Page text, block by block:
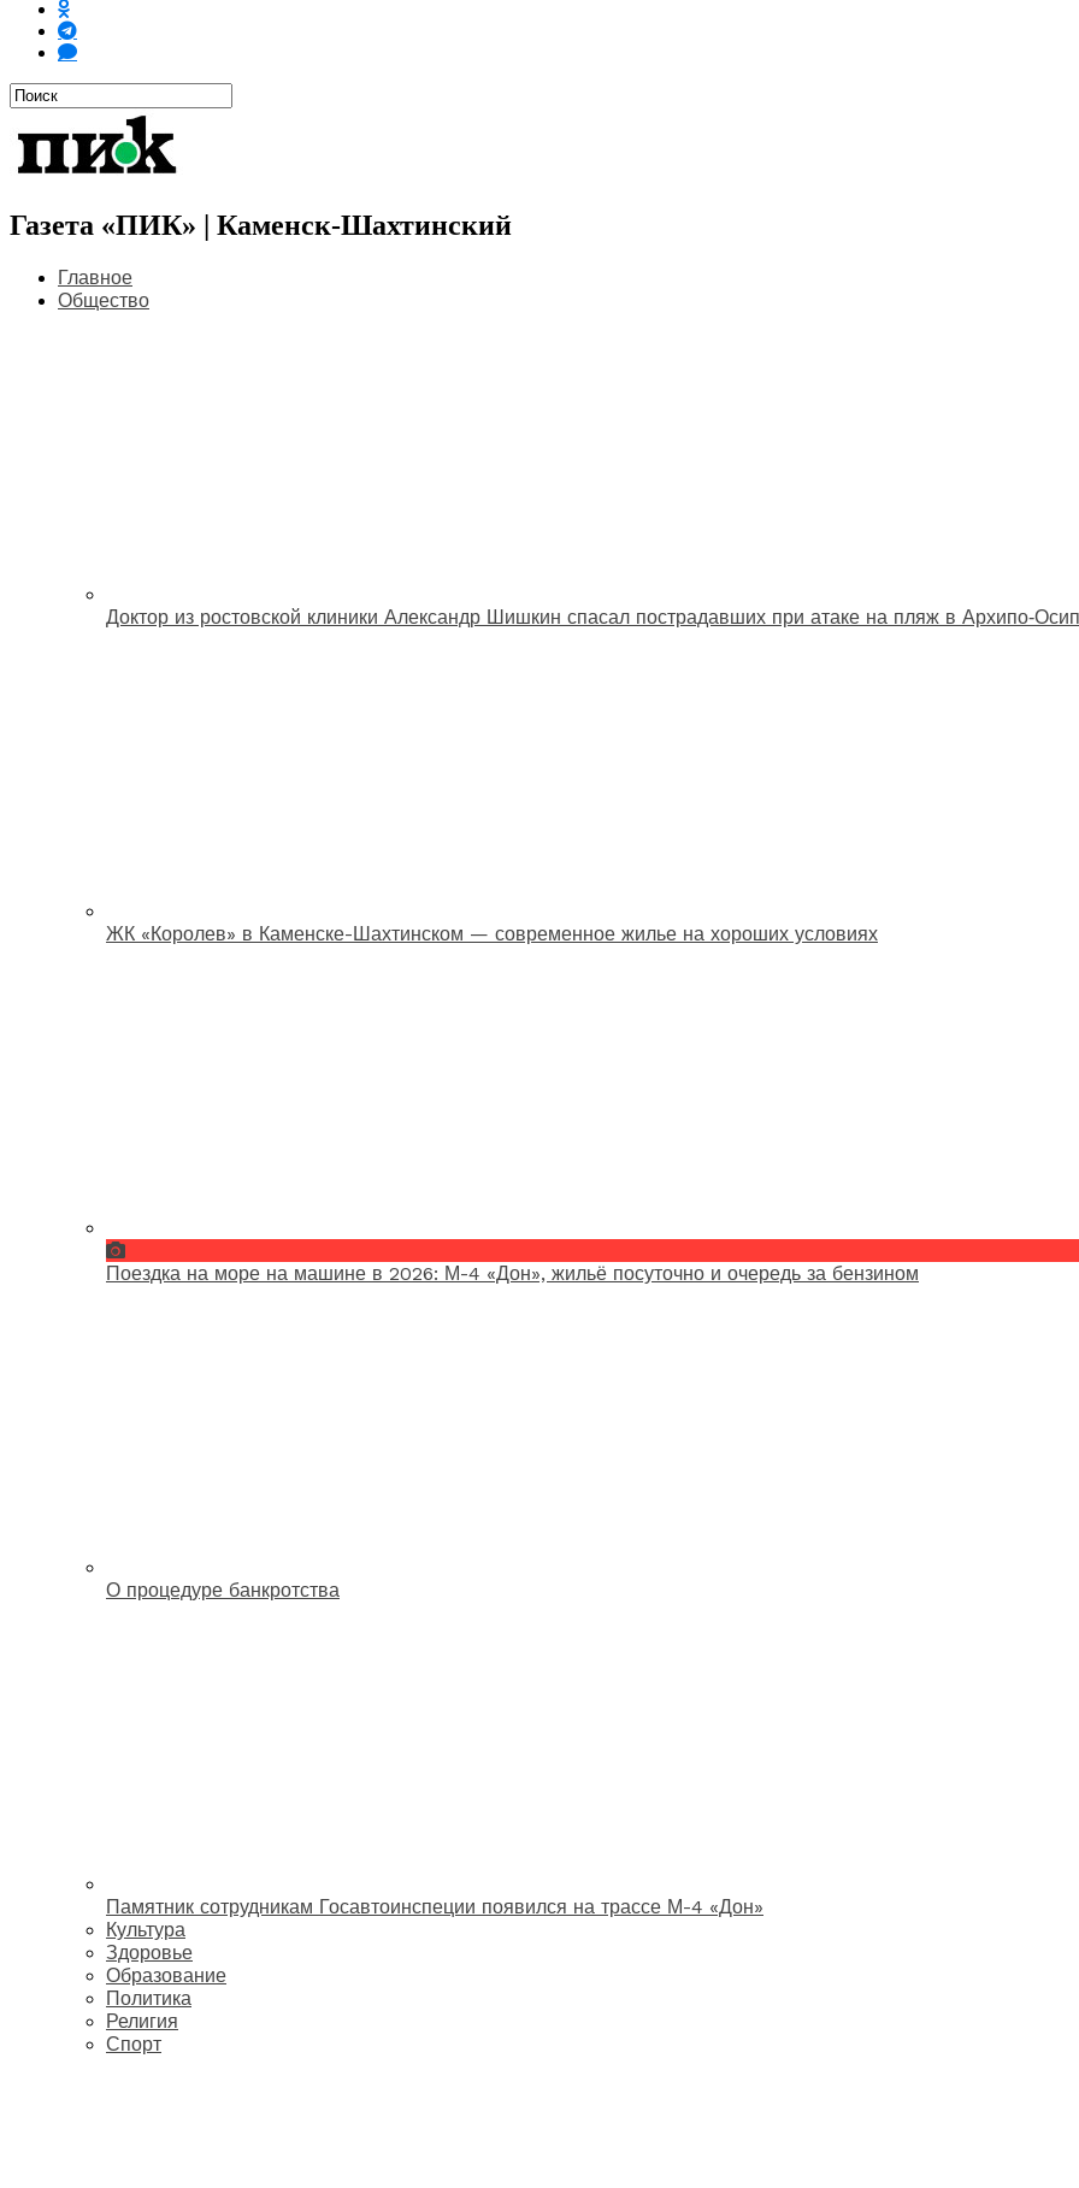
Газета «ПИК» | Каменск-Шахтинский
Главное
Общество
Доктор из ростовской клиники Александр Шишкин спасал пострадавших при атаке на пляж в
ЖК «Королев» в Каменске-Шахтинском — современное жилье на хороших условиях
Поездка на море на машине в 2026: М-4 «Дон», жильё посуточно и очередь за бензином
О процедуре банкротства
Памятник сотрудникам Госавтоинспеции появился на трассе М-4 «Дон»
Культура
Здоровье
Образование
Политика
Религия
Спорт